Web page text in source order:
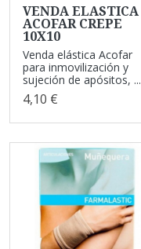
VENDA ELASTICA
ACOFAR CREPE
10X10
Venda elástica Acofar
para inmovilización y
sujeción de apósitos, ...
4,10 €